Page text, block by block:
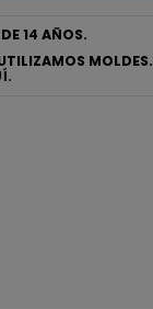
14 AÑOS.
MOLDES.